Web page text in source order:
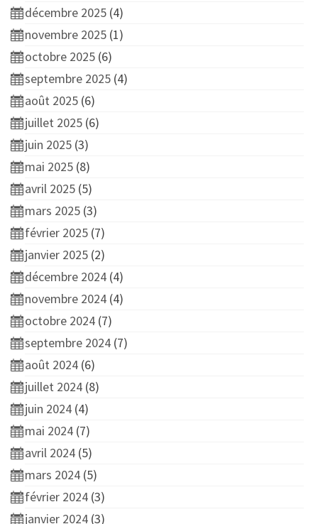
décembre 2025 (4)
novembre 2025 (1)
octobre 2025 (6)
septembre 2025 (4)
août 2025 (6)
juillet 2025 (6)
juin 2025 (3)
mai 2025 (8)
avril 2025 (5)
mars 2025 (3)
février 2025 (7)
janvier 2025 (2)
décembre 2024 (4)
novembre 2024 (4)
octobre 2024 (7)
septembre 2024 (7)
août 2024 (6)
juillet 2024 (8)
juin 2024 (4)
mai 2024 (7)
avril 2024 (5)
mars 2024 (5)
février 2024 (3)
janvier 2024 (3)